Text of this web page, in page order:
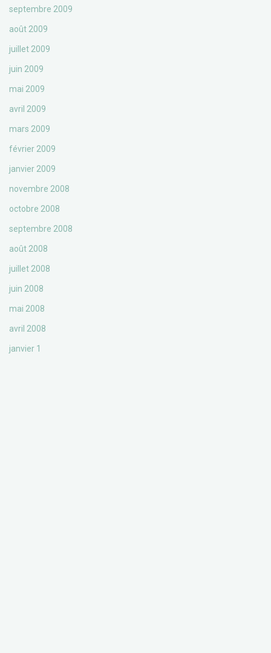
septembre 2009
août 2009
juillet 2009
juin 2009
mai 2009
avril 2009
mars 2009
février 2009
janvier 2009
novembre 2008
octobre 2008
septembre 2008
août 2008
juillet 2008
juin 2008
mai 2008
avril 2008
janvier 1